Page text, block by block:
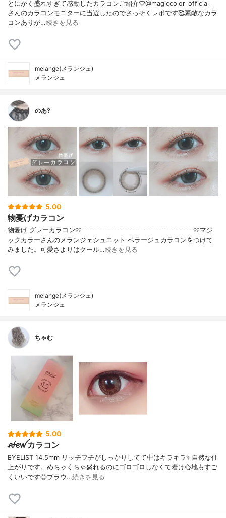
とにかく盛れすぎて感動したカラコンご紹介♡@magiccolor_official_
さんのカラコンモニターに当選したのでさっそくレポです🥰素敵なカラ
コンありが…続きを見る
melange(メランジェ)
メランジェ
のあ?
5.00
物憂げカラコン
物憂げ グレーカラコン୨୧┈┈┈┈┈┈┈┈┈┈┈┈┈┈┈┈┈୨୧マジ
ックカラーさんのメランジェシュエット ベラージュカラコンをつけて
みました。可愛さよりはクール…続きを見る
melange(メランジェ)
メランジェ
ちゃむ
5.00
‪ꫛꫀꪝカラコン
EYELIST 14.5mm リッチフチがしっかりしてて中はキラキラ✨自然な仕
上がりです。めちゃくちゃ盛れるのにゴロゴロしなくて着け心地もすご
くいいです◎ブラウ…続きを見る